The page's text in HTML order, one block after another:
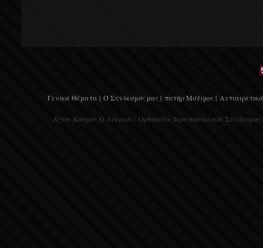
Γενικά Θέματα | Ο Σύνδεσμός μας | πατήρ Μάξιμος |
Άγιος Κοσμάς Ο Αιτωλός - Ορθόδοξος Ιεραποστολικός